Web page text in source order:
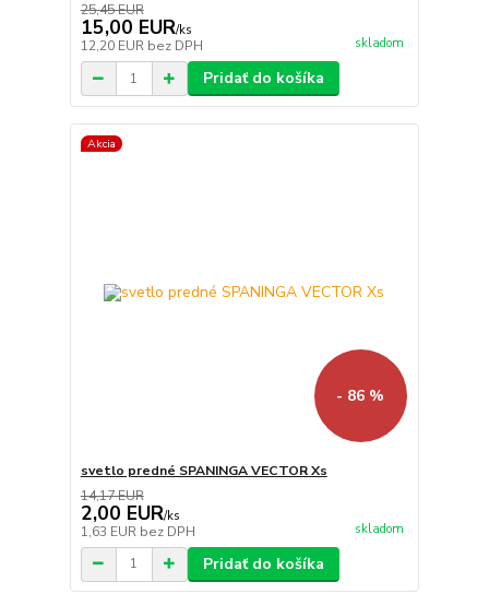
25,45 EUR
15,00 EUR/ks
12,20 EUR bez DPH skladom
Pridať do košíka
Akcia
- 86 %
svetlo predné SPANINGA VECTOR Xs
14,17 EUR
2,00 EUR/ks
1,63 EUR bez DPH skladom
Pridať do košíka